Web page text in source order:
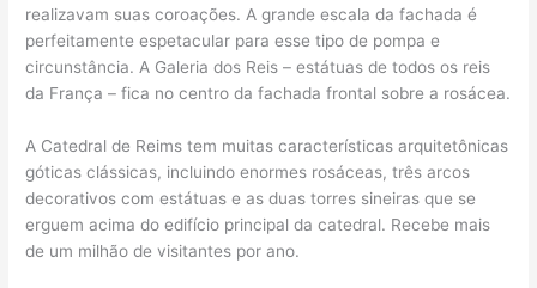
realizavam suas coroações. A grande escala da fachada é
perfeitamente espetacular para esse tipo de pompa e
circunstância. A Galeria dos Reis – estátuas de todos os reis
da França – fica no centro da fachada frontal sobre a rosácea.
A Catedral de Reims tem muitas características arquitetônicas
góticas clássicas, incluindo enormes rosáceas, três arcos
decorativos com estátuas e as duas torres sineiras que se
erguem acima do edifício principal da catedral. Recebe mais
de um milhão de visitantes por ano.